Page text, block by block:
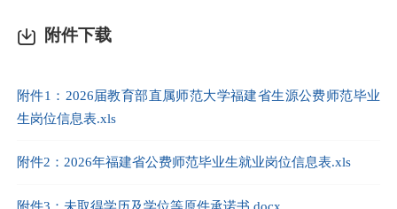
附件下载
附件1：2026届教育部直属师范大学福建省生源公费师范毕业
生岗位信息表.xls
附件2：2026年福建省公费师范毕业生就业岗位信息表.xls